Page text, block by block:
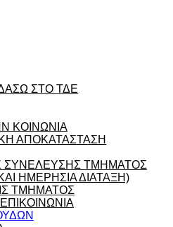
ΣΤΟ ΤΔΕ
ΚΟΙΝΩΝΙΑ
ΑΠΟΚΑΤΑΣΤΑΣΗ
ΣΥΝΕΛΕΥΣΗΣ ΤΜΗΜΑΤΟΣ
ΗΜΕΡΗΣΙΑ ΔΙΑΤΑΞΗ)
ΤΜΗΜΑΤΟΣ